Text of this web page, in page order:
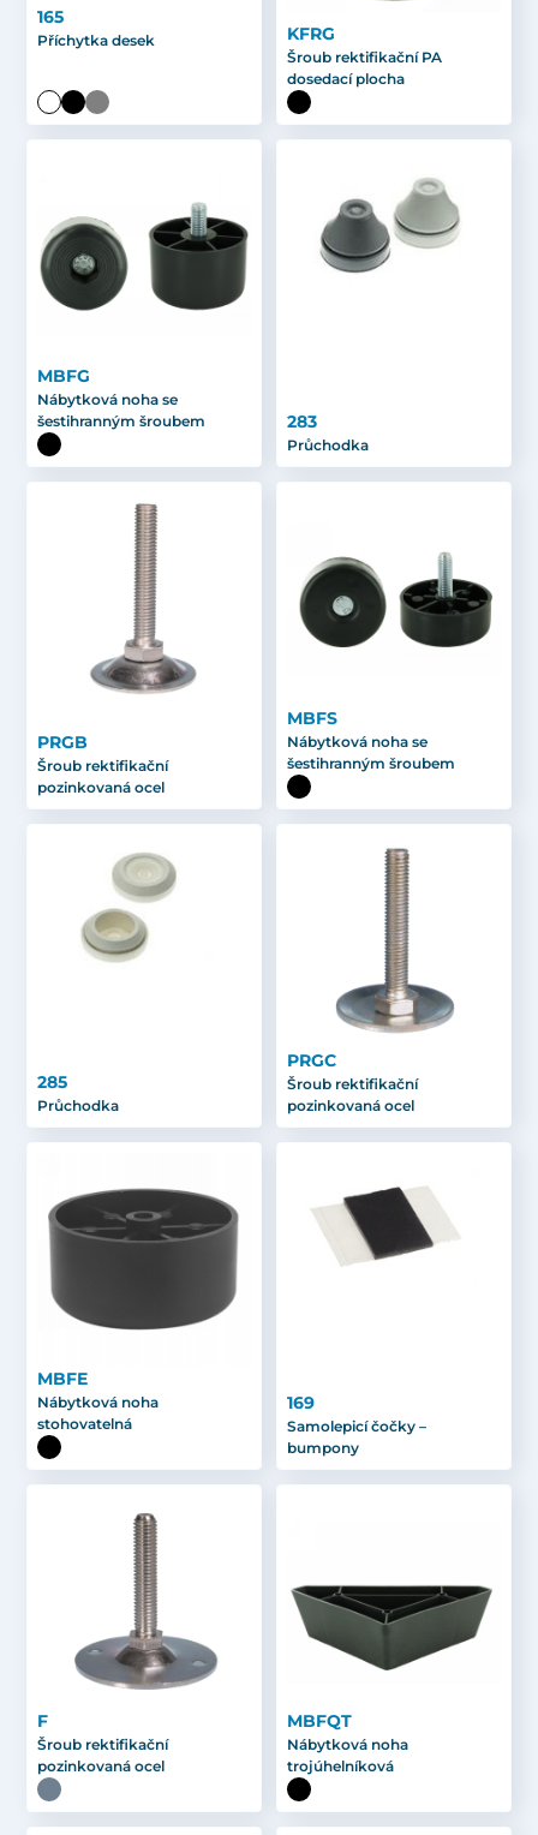
165
Příchytka desek KFRG
Šroub rektifikační PA
dosedací plocha
MBFG
Nábytková noha se
šestihranným šroubem
283
Průchodka
PRGB
Šroub rektifikační
pozinkovaná ocel
MBFS
Nábytková noha se
šestihranným šroubem
285
Průchodka
PRGC
Šroub rektifikační
pozinkovaná ocel
MBFE
Nábytková noha
stohovatelná
169
Samolepicí čočky –
bumpony
F
Šroub rektifikační
pozinkovaná ocel
MBFQT
Nábytková noha
trojúhelníková